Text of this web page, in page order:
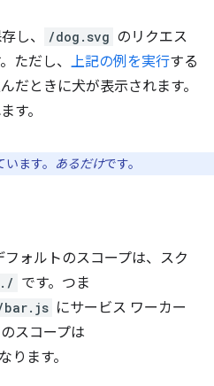
し、 /dog.svg のリクエス
ただし、 上記の例を実行する
だときに犬が表示されます。
す。
ます。 あるだけです。
ォルトのスコープは、スク
./ です。つま
bar.js にサービス ワーカー
スコープは
ります。